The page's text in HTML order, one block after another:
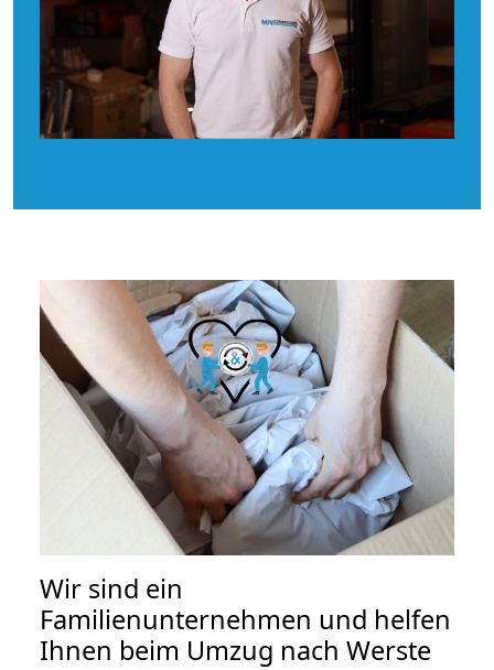
Wir sind ein
Familienunternehmen und helfen
Ihnen beim Umzug nach Werste